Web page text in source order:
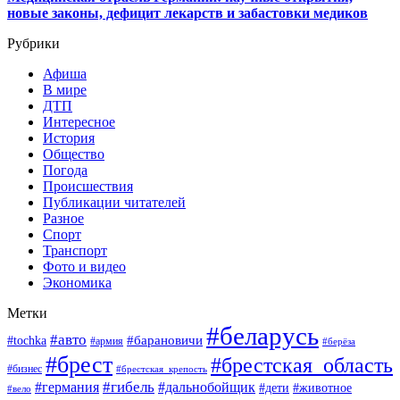
новые законы, дефицит лекарств и забастовки медиков
Рубрики
Афиша
В мире
ДТП
Интересное
История
Общество
Погода
Происшествия
Публикации читателей
Разное
Спорт
Транспорт
Фото и видео
Экономика
Метки
#tochka #авто #армия #барановичи #беларусь #берёза
#бизнес #брест #брестская_крепость #брестская_область
#вело #германия #гибель #дальнобойщик #дети #животное